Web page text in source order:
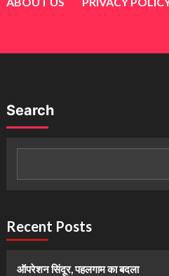
Search
Recent Posts
ऑपरेशन सिंदूर, पहलगाम का बदला